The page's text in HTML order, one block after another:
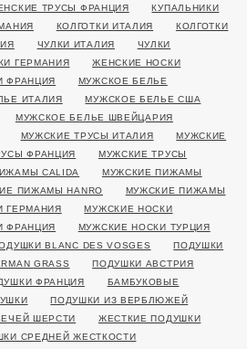
ТРУСЫ ФРАНЦИЯ
КУПАЛЬНИКИ
КОЛГОТКИ ИТАЛИЯ
КОЛГОТКИ
ЧУЛКИ ИТАЛИЯ
ЧУЛКИ
ГЕРМАНИЯ
ЖЕНСКИЕ НОСКИ
ФРАНЦИЯ
МУЖСКОЕ БЕЛЬЕ
ИТАЛИЯ
МУЖСКОЕ БЕЛЬЕ США
МУЖСКОЕ БЕЛЬЕ ШВЕЙЦАРИЯ
МУЖСКИЕ ТРУСЫ ИТАЛИЯ
МУЖСКИЕ
ФРАНЦИЯ
МУЖСКИЕ ТРУСЫ
CALIDA
МУЖСКИЕ ПИЖАМЫ
ПИЖАМЫ HANRO
МУЖСКИЕ ПИЖАМЫ
ГЕРМАНИЯ
МУЖСКИЕ НОСКИ
ФРАНЦИЯ
МУЖСКИЕ НОСКИ ТУРЦИЯ
BLANC DES VOSGES
ПОДУШКИ
GRASS
ПОДУШКИ АВСТРИЯ
ФРАНЦИЯ
БАМБУКОВЫЕ
ПОДУШКИ ИЗ ВЕРБЛЮЖЕЙ
ШЕРСТИ
ЖЕСТКИЕ ПОДУШКИ
СРЕДНЕЙ ЖЕСТКОСТИ